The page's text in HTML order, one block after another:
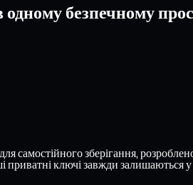
безпечному
зберігання,
ключі завжди залишаються